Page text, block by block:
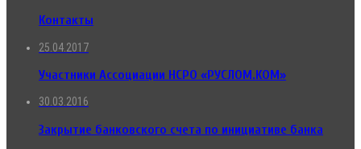
Контакты
25.04.2017
Участники Ассоциации НСРО «РУСЛОМ.КОМ»
30.03.2016
Закрытие банковского счета по инициативе банка